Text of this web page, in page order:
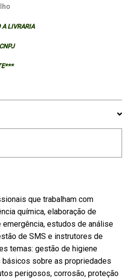
A LIVRARIA
que trabalham com
química, elaboração de
estudos de análise
de SMS e instrutores de
temas: gestão de higiene
básicos sobre as propriedades
perigosos, corrosão, proteção